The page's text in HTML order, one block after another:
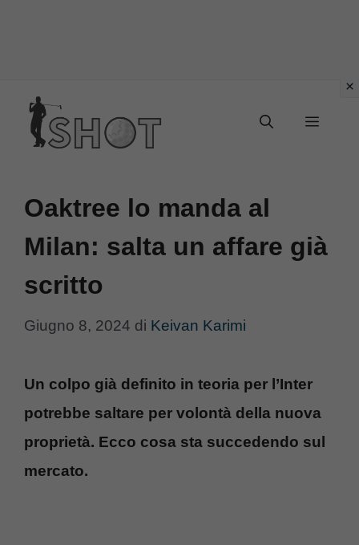
contenuto
Menu
Oaktree lo manda al
Milan: salta un affare già
scritto
Giugno 8, 2024 di Keivan Karimi
Un colpo già definito in teoria per l’Inter
potrebbe saltare per volontà della nuova
proprietà. Ecco cosa sta succedendo sul
mercato.